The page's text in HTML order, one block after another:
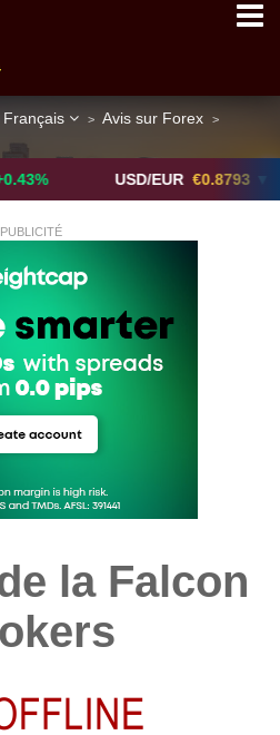
Français > Avis sur Forex >
USD/EUR €0.8793 ▼
PUBLICITÉ
la Falcon